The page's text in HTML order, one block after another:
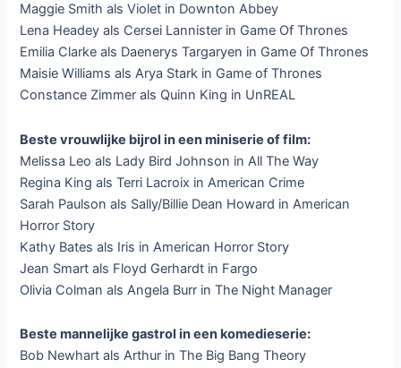
Maggie Smith als Violet in Downton Abbey
Lena Headey als Cersei Lannister in Game Of Thrones
Emilia Clarke als Daenerys Targaryen in Game Of Thrones
Maisie Williams als Arya Stark in Game of Thrones
Constance Zimmer als Quinn King in UnREAL
Beste vrouwlijke bijrol in een miniserie of film:
Melissa Leo als Lady Bird Johnson in All The Way
Regina King als Terri Lacroix in American Crime
Sarah Paulson als Sally/Billie Dean Howard in American
Horror Story
Kathy Bates als Iris in American Horror Story
Jean Smart als Floyd Gerhardt in Fargo
Olivia Colman als Angela Burr in The Night Manager
Beste mannelijke gastrol in een komedieserie:
Bob Newhart als Arthur in The Big Bang Theory